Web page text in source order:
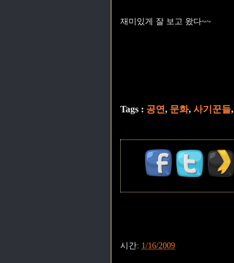
재미있게 잘 보고 왔다~~
Tags : 공연, 문화, 사기꾼들,
시간: 1/16/2009